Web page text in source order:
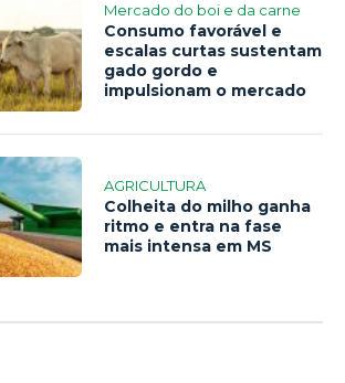
Mercado do boi e da carne
Consumo favorável e
escalas curtas sustentam
gado gordo e
impulsionam o mercado
AGRICULTURA
Colheita do milho ganha
ritmo e entra na fase
mais intensa em MS